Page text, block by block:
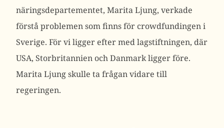
näringsdepartementet, Marita Ljung, verkade
förstå problemen som finns för crowdfundingen i
Sverige. För vi ligger efter med lagstiftningen, där
USA, Storbritannien och Danmark ligger före.
Marita Ljung skulle ta frågan vidare till
regeringen.